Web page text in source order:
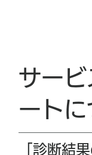
サー
ートに
「​診断結